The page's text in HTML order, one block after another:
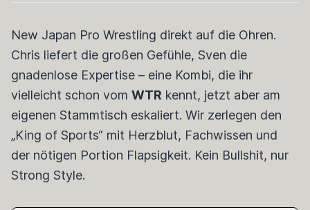
New Japan Pro Wrestling direkt auf die Ohren.
Chris liefert die großen Gefühle, Sven die
gnadenlose Expertise – eine Kombi, die ihr
vielleicht schon vom WTR kennt, jetzt aber am
eigenen Stammtisch eskaliert. Wir zerlegen den
„King of Sports“ mit Herzblut, Fachwissen und
der nötigen Portion Flapsigkeit. Kein Bullshit, nur
Strong Style.